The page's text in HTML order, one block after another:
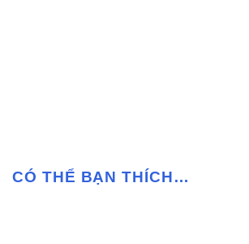
CÓ THỂ BẠN THÍCH…